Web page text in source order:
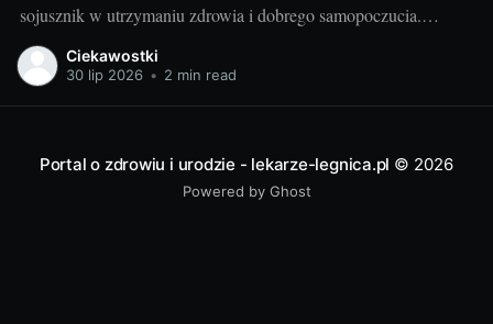
sojusznik w utrzymaniu zdrowia i dobrego samopoczucia.
Właściwa troska i zrozumienie jej funkcji to fundament w
podejściu do pielęgnacji skóry. Potrzebna jest nam przede
Ciekawostki
30 lip 2026 • 2 min read
Portal o zdrowiu i urodzie - lekarze-legnica.pl © 2026
Powered by Ghost